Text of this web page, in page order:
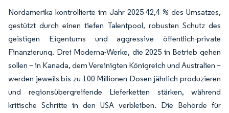
Nordamerika kontrollierte im Jahr 2025 42,4 % des Umsatzes,
gestützt durch einen tiefen Talentpool, robusten Schutz des
geistigen Eigentums und aggressive öffentlich-private
Finanzierung. Drei Moderna-Werke, die 2025 in Betrieb gehen
sollen – in Kanada, dem Vereinigten Königreich und Australien –
werden jeweils bis zu 100 Millionen Dosen jährlich produzieren
und regionsübergreifende Lieferketten stärken, während
kritische Schritte in den USA verbleiben. Die Behörde für